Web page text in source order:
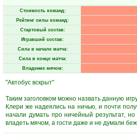
Стоимость команд:
Рейтинг силы команд:
Стартовый состав:
Игравший состав:
Сила в начале матча:
Сила в конце матча:
Владение мячом:
"Автобус вскрыт"
Таким заголовком можно назвать данную
Клери же надеялись на ничью, и почти
начали думать про ничейный результат,
владеть мячом, а гости даже и не думали